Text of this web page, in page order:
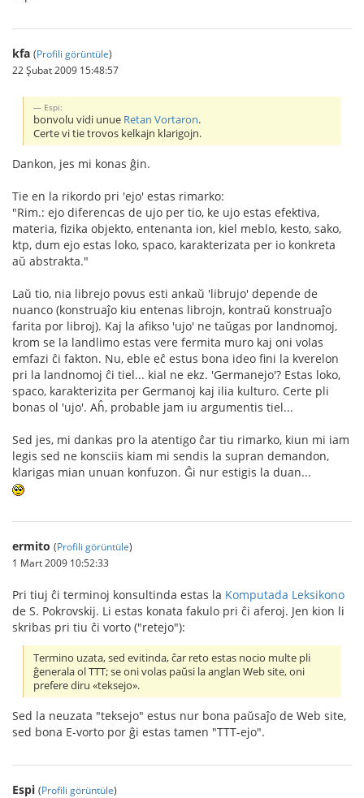
kfa (Profili görüntüle)
22 Şubat 2009 15:48:57
Espi:
bonvolu vidi unue Retan Vortaron.
Certe vi tie trovos kelkajn klarigojn.
Dankon, jes mi konas ĝin.
Tie en la rikordo pri 'ejo' estas rimarko:
"Rim.: ejo diferencas de ujo per tio, ke ujo estas efektiva,
materia, fizika objekto, entenanta ion, kiel meblo, kesto, sako,
ktp, dum ejo estas loko, spaco, karakterizata per io konkreta
aŭ abstrakta."
Laŭ tio, nia librejo povus esti ankaŭ 'librujo' depende de
nuanco (konstruaĵo kiu entenas librojn, kontraŭ konstruaĵo
farita por libroj). Kaj la afikso 'ujo' ne taŭgas por landnomoj,
krom se la landlimo estas vere fermita muro kaj oni volas
emfazi ĉi fakton. Nu, eble eĉ estus bona ideo fini la kverelon
pri la landnomoj ĉi tiel... kial ne ekz. 'Germanejo'? Estas loko,
spaco, karakterizita per Germanoj kaj ilia kulturo. Certe pli
bonas ol 'ujo'. Aĥ, probable jam iu argumentis tiel...
Sed jes, mi dankas pro la atentigo ĉar tiu rimarko, kiun mi iam
legis sed ne konsciis kiam mi sendis la supran demandon,
klarigas mian unuan konfuzon. Ĝi nur estigis la duan...
ermito (Profili görüntüle)
1 Mart 2009 10:52:33
Pri tiuj ĉi terminoj konsultinda estas la Komputada Leksikono
de S. Pokrovskij. Li estas konata fakulo pri ĉi aferoj. Jen kion li
skribas pri tiu ĉi vorto ("retejo"):
Termino uzata, sed evitinda, ĉar reto estas nocio multe pli
ĝenerala ol TTT; se oni volas paŭsi la anglan Web site, oni
prefere diru «teksejo».
Sed la neuzata "teksejo" estus nur bona paŭsaĵo de Web site,
sed bona E-vorto por ĝi estas tamen "TTT-ejo".
Espi (Profili görüntüle)